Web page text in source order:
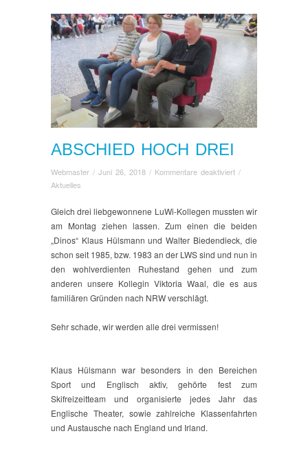
ABSCHIED HOCH DREI
Webmaster / Juni 26, 2018 / Kommentare deaktiviertfür
drei
/
Aktuelles
Gleich drei liebgewonnene LuWi-Kollegen mussten wir
am Montag ziehen lassen. Zum einen die beiden
„Dinos“ Klaus Hülsmann und Walter Biedendieck, die
schon seit 1985, bzw. 1983 an der LWS sind und nun in
den wohlverdienten Ruhestand gehen und zum
anderen unsere Kollegin Viktoria Waal, die es aus
familiären Gründen nach NRW verschlägt.
Sehr schade, wir werden alle drei vermissen!
Klaus Hülsmann war besonders in den Bereichen
Sport und Englisch aktiv, gehörte fest zum
Skifreizeitteam und organisierte jedes Jahr das
Englische Theater, sowie zahlreiche Klassenfahrten
und Austausche nach England und Irland.